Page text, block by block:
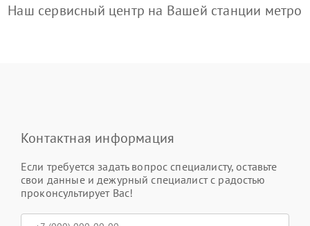
Наш сервисный центр на Вашей станции метро
Контактная информация
Если требуется задать вопрос специалисту, оставьте
свои данные и дежурный специалист с радостью
проконсультирует Вас!